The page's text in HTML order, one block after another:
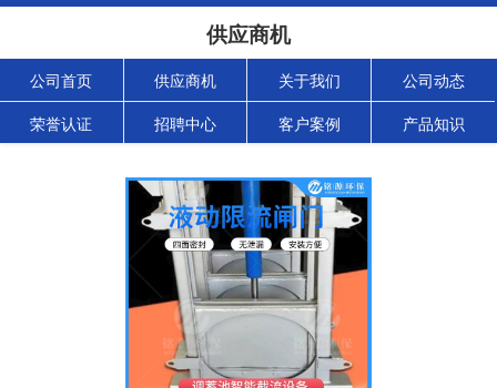
供应商机
公司首页 供应商机 关于我们 公司动态
荣誉认证 招聘中心 客户案例 产品知识